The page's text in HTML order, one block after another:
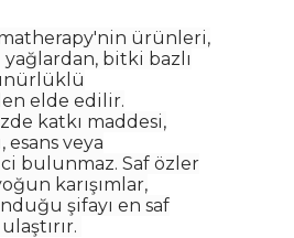
ürünleri,
yağlardan, bitki bazlı
elde edilir.
katkı maddesi,
esans veya
bulunmaz. Saf özler
karışımlar,
şifayı en saf